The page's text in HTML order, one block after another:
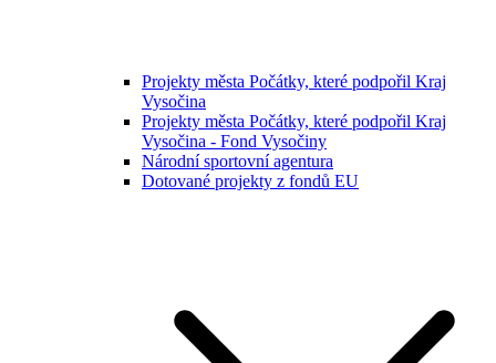
Projekty města Počátky, které podpořil Kraj
Vysočina
Projekty města Počátky, které podpořil Kraj
Vysočina - Fond Vysočiny
Národní sportovní agentura
Dotované projekty z fondů EU